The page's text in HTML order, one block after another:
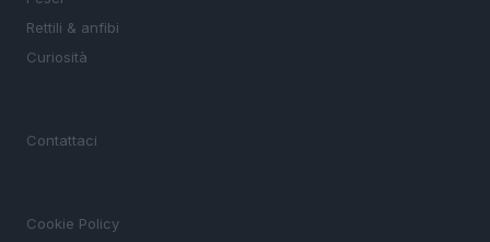
Rettili & anfibi
Curiosità
Contattaci
Cookie Policy